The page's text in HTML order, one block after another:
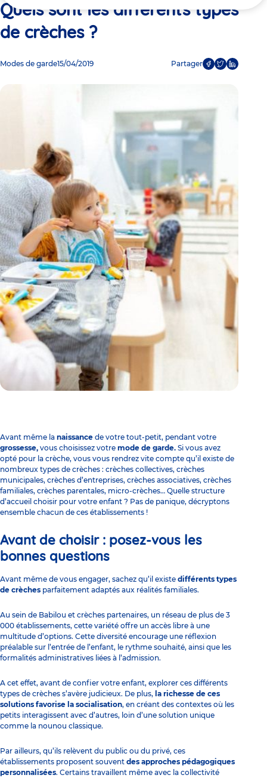
ici
Quels sont les différents types
de crèches ?
Modes de garde15/04/2019 Partager
Avant même la naissance de votre tout-petit, pendant votre
grossesse, vous choisissez votre mode de garde. Si vous avez
opté pour la crèche, vous vous rendrez vite compte qu’il existe de
nombreux types de crèches : crèches collectives, crèches
municipales, crèches d’entreprises, crèches associatives, crèches
familiales, crèches parentales, micro-crèches… Quelle structure
d’accueil choisir pour votre enfant ? Pas de panique, décryptons
ensemble chacun de ces établissements !
Avant de choisir : posez-vous les
bonnes questions
Avant même de vous engager, sachez qu’il existe différents types
de crèches parfaitement adaptés aux réalités familiales.
Au sein de Babilou et crèches partenaires, un réseau de plus de 3
000 établissements, cette variété offre un accès libre à une
multitude d’options. Cette diversité encourage une réflexion
préalable sur l’entrée de l’enfant, le rythme souhaité, ainsi que les
formalités administratives liées à l’admission.
A cet effet, avant de confier votre enfant, explorer ces différents
types de crèches s’avère judicieux. De plus, la richesse de ces
solutions favorise la socialisation, en créant des contextes où les
petits interagissent avec d’autres, loin d’une solution unique
comme la nounou classique.
Par ailleurs, qu’ils relèvent du public ou du privé, ces
établissements proposent souvent des approches pédagogiques
personnalisées. Certains travaillent même avec la collectivité